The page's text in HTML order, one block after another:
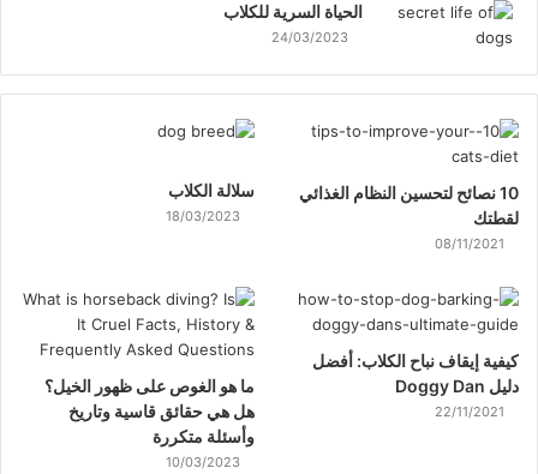
الحياة السرية للكلاب
24/03/2023
10 نصائح لتحسين النظام الغذائي
لقطتك
08/11/2021
سلالة الكلاب
18/03/2023
كيفية إيقاف نباح الكلاب: أفضل
دليل Doggy Dan
22/11/2021
ما هو الغوص على ظهور الخيل؟
هل هي حقائق قاسية وتاريخ
وأسئلة متكررة
10/03/2023